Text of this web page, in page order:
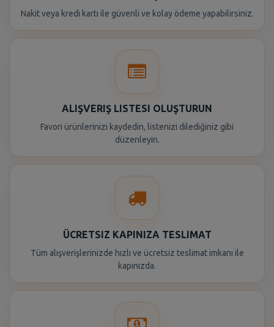
Nakit veya kredi kartı ile güvenli ve kolay ödeme yapabilirsiniz.
ALIŞVERIŞ LISTESI OLUŞTURUN
Favori ürünlerinizi kaydedin, listenizi dilediğiniz gibi
düzenleyin.
ÜCRETSIZ KAPINIZA TESLIMAT
Tüm alışverişlerinizde hızlı ve ücretsiz teslimat imkanı ile
kapınızda.